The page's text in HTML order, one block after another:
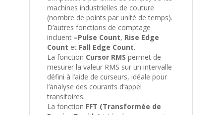
machines industrielles de couture
(nombre de points par unité de temps).
D’autres fonctions de comptage
incluent –Pulse Count, Rise Edge
Count et Fall Edge Count.
La fonction Cursor RMS permet de
mesurer la valeur RMS sur un intervalle
défini à l’aide de curseurs, idéale pour
l’analyse des courants d’appel
transitoires.
La fonction FFT (Transformée de